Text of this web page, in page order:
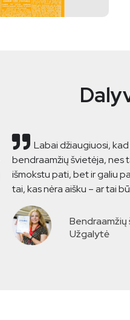
Labai džiaugiuosi,
bendraamžių švietėja, nes
išmokstu pati, bet ir galiu
tai, kas nėra aišku – ar tai
Užgalytė